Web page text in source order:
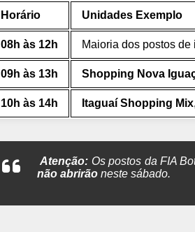
Horário Unidades Exemplo
08h às 12h Maioria dos postos
09h às 13h Shopping Nova
10h às 14h Itaguaí Shopping Mix
Atenção: Os postos da FIA
não abrirão neste sábado.